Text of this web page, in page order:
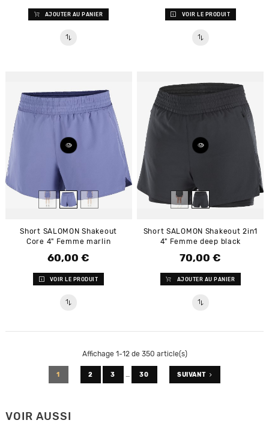
AJOUTER AU PANIER VOIR LE PRODUIT
Short SALOMON Shakeout
Core 4" Femme marlin
Prix
60,00 €
VOIR LE PRODUIT
Short SALOMON Shakeout 2in1
4" Femme deep black
Prix
70,00 €
AJOUTER AU PANIER
Affichage 1-12 de 350 article(s)
1 2 3 … 30 SUIVANT
VOIR AUSSI